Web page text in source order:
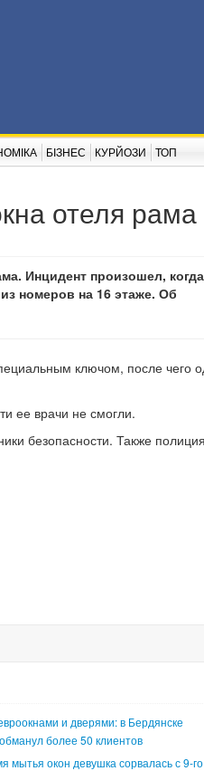
БІЗНЕС КУРЙОЗИ ТОП
отеля рама
Инцидент произошел,
номеров на 16 этаже. Об
ключом, после чего
ее врачи не смогли.
безопасности. Также
и дверями: в Бердянске
более 50 клиентов
мытья окон девушка сорвалась с 9-го